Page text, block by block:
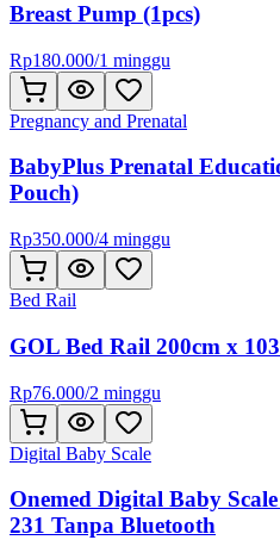
Breast Pump (1pcs)
Rp180.000/1 minggu
Pregnancy and Prenatal
BabyPlus Prenatal
Pouch)
Rp350.000/4 minggu
Bed Rail
GOL Bed Rail 200cm x
Rp76.000/2 minggu
Digital Baby Scale
Onemed Digital Baby
231 Tanpa Bluetooth